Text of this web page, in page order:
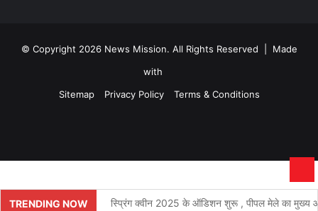
© Copyright 2026 News Mission. All Rights Reserved | Made
with
Sitemap
Privacy Policy Terms & Conditions
TRENDING NOW स्प्रिंग क्वीन 2025 के ऑडिशन शुरू , पीपल मेले का मुख्य